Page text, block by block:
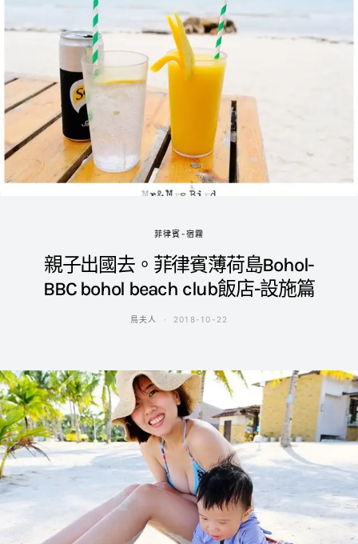
菲律賓-宿霧
親子出國去。菲律賓薄荷島Bohol-
BBC bohol beach club飯店-設施篇
鳥夫人 2018-10-22